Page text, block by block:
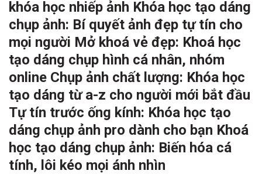
khóa học nhiếp ảnh Khóa học tạo dáng
chụp ảnh: Bí quyết ảnh đẹp tự tín cho
mọi người Mở khoá vẻ đẹp: Khoá học
tạo dáng chụp hình cá nhân, nhóm
online Chụp ảnh chất lượng: Khóa học
tạo dáng từ a-z cho người mới bắt đầu
Tự tín trước ống kính: Khóa học tạo
dáng chụp ảnh pro dành cho bạn Khoá
học tạo dáng chụp ảnh: Biến hóa cá
tính, lôi kéo mọi ánh nhìn